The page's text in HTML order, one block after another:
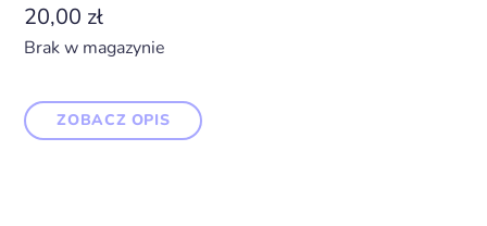
20,00 zł
Brak w magazynie
ZOBACZ OPIS